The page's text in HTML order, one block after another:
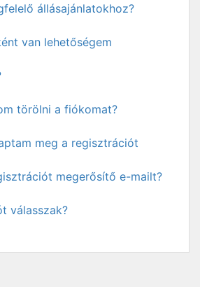
állásajánlatokhoz?
van lehetőségem
törölni a fiókomat?
meg a regisztrációt
megerősítő e-mailt?
válasszak?